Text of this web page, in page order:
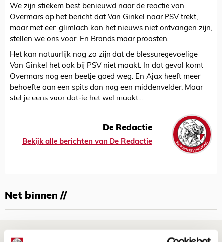
We zijn stiekem best benieuwd naar de reactie van
Overmars op het bericht dat Van Ginkel naar PSV trekt,
maar met een glimlach kan het nieuws niet ontvangen zijn,
stellen we ons voor. En Brands maar proosten.
Het kan natuurlijk nog zo zijn dat de blessuregevoelige
Van Ginkel het ook bij PSV niet maakt. In dat geval komt
Overmars nog een beetje goed weg. En Ajax heeft meer
behoefte aan een spits dan nog een middenvelder. Maar
stel je eens voor dat-ie het wel maakt...
De Redactie
Bekijk alle berichten van De Redactie
Net binnen //
Drie dingen die je moet weten over PEC